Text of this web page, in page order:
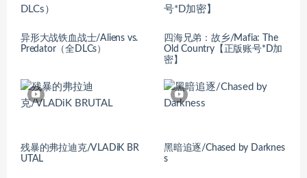
异形大战铁血战士/Aliens vs.
Predator（全DLCs）
四海兄弟：故乡/Mafia: The
Old Country【正版账号*D加
密】
残暴的弗拉迪克/VLADiK BR
UTAL
黑暗追逐/Chased by Darknes
s